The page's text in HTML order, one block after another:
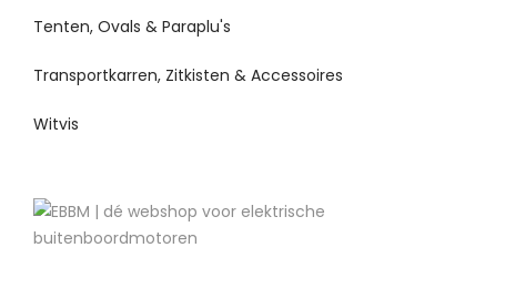
Tenten, Ovals & Paraplu's
Transportkarren, Zitkisten & Accessoires
Witvis